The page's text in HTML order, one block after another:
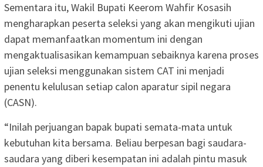
Sementara itu, Wakil Bupati Keerom Wahfir Kosasih
mengharapkan peserta seleksi yang akan mengikuti ujian
dapat memanfaatkan momentum ini dengan
mengaktualisasikan kemampuan sebaiknya karena proses
ujian seleksi menggunakan sistem CAT ini menjadi
penentu kelulusan setiap calon aparatur sipil negara
(CASN).
“Inilah perjuangan bapak bupati semata-mata untuk
kebutuhan kita bersama. Beliau berpesan bagi saudara-
saudara yang diberi kesempatan ini adalah pintu masuk